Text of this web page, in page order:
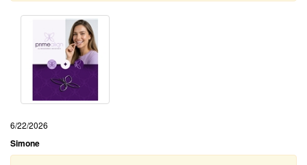
6/22/2026
Simone